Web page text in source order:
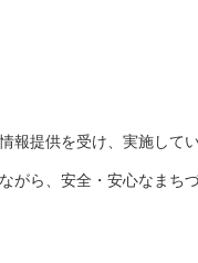
提供を受け、実施してい
ら、安全・安心なまち